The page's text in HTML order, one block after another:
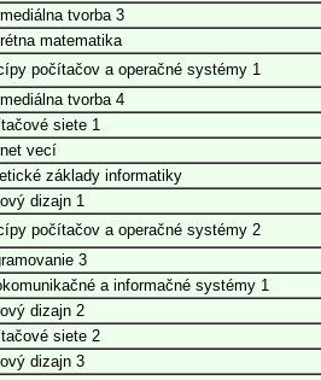
tvorba 3
matematika
počítačov a operačné systémy 1
tvorba 4
siete 1
vecí
základy informatiky
dizajn 1
počítačov a operačné systémy 2
3
a informačné systémy 1
dizajn 2
siete 2
dizajn 3